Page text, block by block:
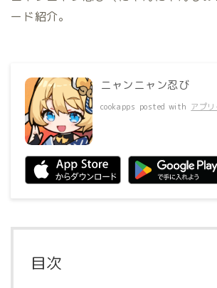
ード紹介。
ニャンニャン忍び
cookapps posted with アプリ
目次